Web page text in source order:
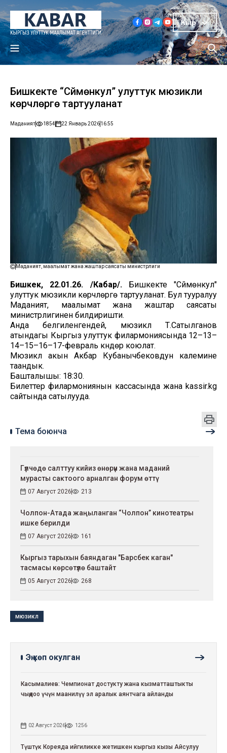
Кыр
Бишкекте “Сүймөнкул” улуттук мюзикли
көрүүчүлөргө тартууланат
Маданият 1854 22 Январь 202616:55
Маданият, маалымат жана жаштар саясаты министрлиги
Бишкек, 22.01.26. /Кабар/.Бишкекте "Сүймөнкул"
улуттук мюзикли көрүүчүлөргө тартууланат. Бул тууралуу
Маданият, маалымат жана жаштар саясаты
министрлигинен билдиришти.
Анда белгиленгендей, мюзикл Т.Сатылганов
атындагы Кыргыз улуттук филармониясында 12–13–
14–15–16–17-февраль күндөрү коюлат.
Мюзикл акын Акбар Кубанычбековдун калемине
таандык.
Башталышы: 18:30.
Билеттер филармониянын кассасында жана kassir.kg
сайтында сатылууда.
Тема боюнча
Гүлчөдө салттуу кийиз өнөрүн жана маданий
мурасты сактоого арналган форум өттү
07 Август 2026 213
Чолпон-Атада жаңыланган “Чолпон” кинотеатры
ишке берилди
07 Август 2026 161
Кыргыз тарыхын баяндаган "Барсбек каган"
тасмасы көрсөтүлө баштайт
05 Август 2026 268
мюзикл
Эң көп окулган
Касымалиев: Чемпионат достукту жана кызматташтыкты
чыңдоо үчүн маанилүү эл аралык аянтчага айланды
02 Август 2026 1256
Түштүк Кореяда ийгиликке жетишкен кыргыз кызы Айсулуу